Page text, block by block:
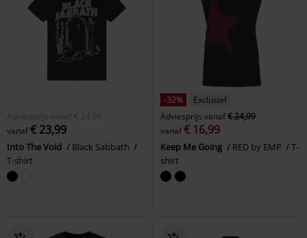
Adviesprijs vanaf € 24,99
vanaf€ 23,99
Into The Void
Black Sabbath
T-shirt
-32%
Exclusief
Adviesprijs vanaf€ 24,99
vanaf€ 16,99
Keep Me Going RED by EMP
T-
shirt